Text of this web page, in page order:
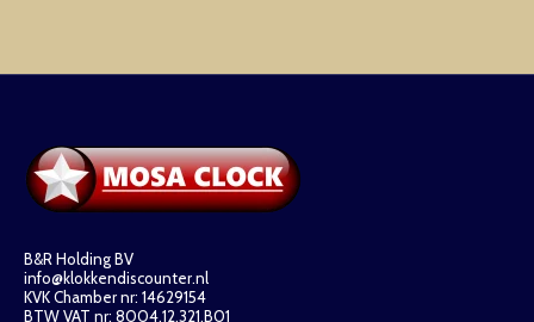
B&R Holding BV
info@klokkendiscounter.nl
KVK Chamber nr: 14629154
BTW VAT nr: 8004.12.321.B01